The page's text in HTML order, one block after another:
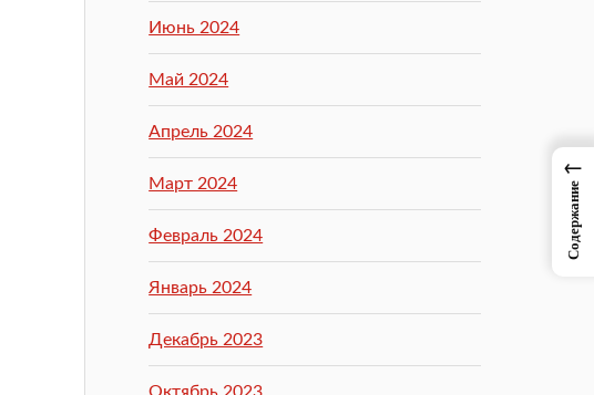
Июнь 2024
Май 2024
Апрель 2024
Март 2024
Февраль 2024
Январь 2024
Декабрь 2023
←
Содержание